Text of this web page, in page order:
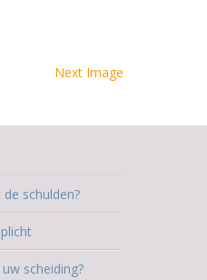
Next Image
schulden?
scheiding?